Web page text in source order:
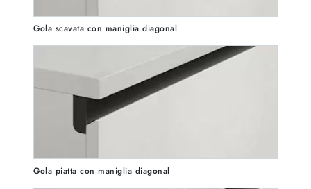
Gola scavata con maniglia diagonal
Gola piatta con maniglia diagonal